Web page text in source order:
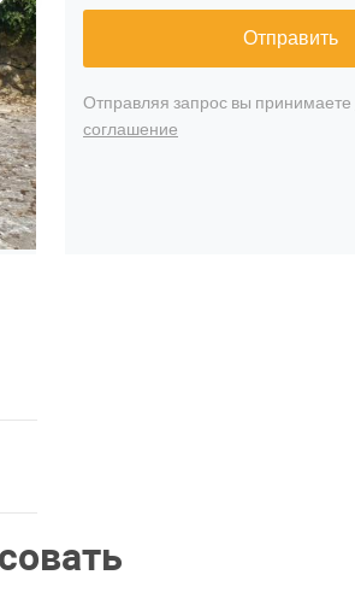
Отправить
Отправляя запрос вы принимаете
соглашение